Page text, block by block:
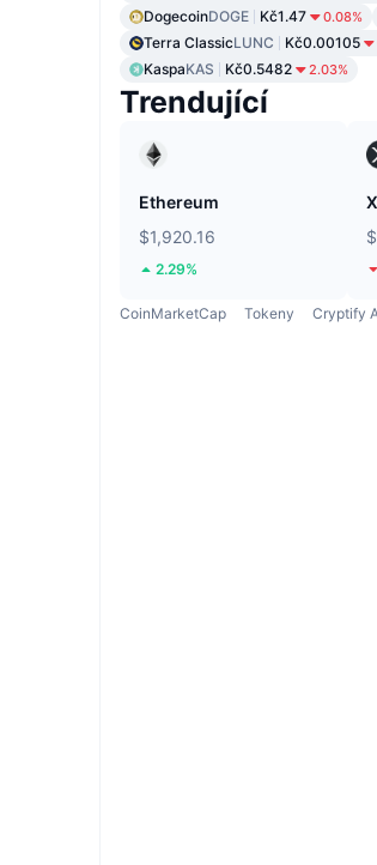
DogecoinDOGE Kč1.47 0.08%
Terra ClassicLUNC Kč0.00105
KaspaKAS Kč0.5482 2.03%
Trendující
Ethereum
$1,920.16
2.29%
CoinMarketCap Tokeny Cryptify